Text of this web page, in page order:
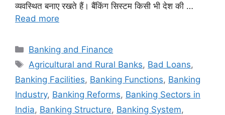
व्यवस्थित बनाए रखते हैं। बैंकिंग सिस्टम किसी भी देश की …
Read more
Categories
Banking and Finance
Tags
Agricultural and Rural Banks, Bad Loans,
Banking Facilities, Banking Functions, Banking
Industry, Banking Reforms, Banking Sectors in
India, Banking Structure, Banking System,